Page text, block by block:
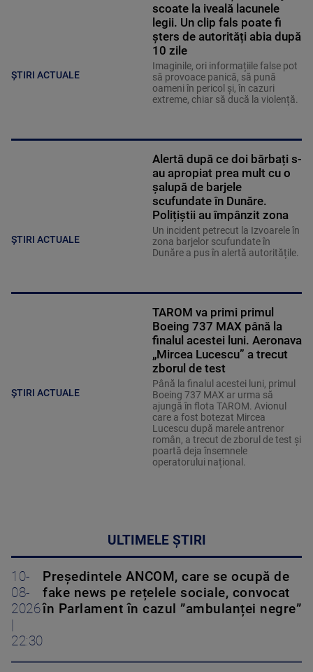
ȘTIRI ACTUALE
scoate la iveală lacunele
legii. Un clip fals poate fi
șters de autorități abia după
10 zile
Imaginile, ori informațiile false pot
să provoace panică, să pună
oameni în pericol și, în cazuri
extreme, chiar să ducă la violență.
ȘTIRI ACTUALE
Alertă după ce doi bărbați s-
au apropiat prea mult cu o
șalupă de barjele
scufundate în Dunăre.
Polițiștii au împânzit zona
Un incident petrecut la Izvoarele în
zona barjelor scufundate în
Dunăre a pus în alertă autoritățile.
ȘTIRI ACTUALE
TAROM va primi primul
Boeing 737 MAX până la
finalul acestei luni. Aeronava
„Mircea Lucescu” a trecut
zborul de test
Până la finalul acestei luni, primul
Boeing 737 MAX ar urma să
ajungă în flota TAROM. Avionul
care a fost botezat Mircea
Lucescu după marele antrenor
român, a trecut de zborul de test și
poartă deja însemnele
operatorului național.
ULTIMELE ȘTIRI
10-
08-
2026
|
22:30
Președintele ANCOM, care se ocupă de
fake news pe rețelele sociale, convocat
în Parlament în cazul ”ambulanței negre”